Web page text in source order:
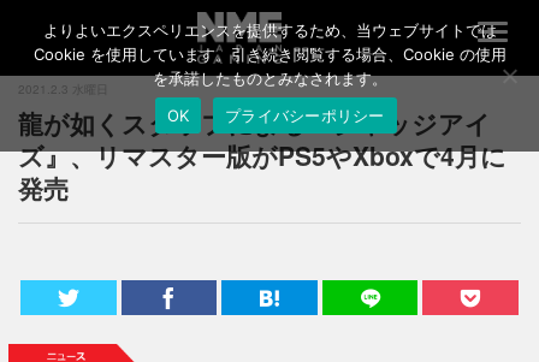
T
o
g
e
n
a
2021.2.3 水曜日
龍が如くスタッフによる『ジャッジアイ
ズ』、リマスター版がPS5やXboxで4月に
発売
よりよいエクスペリエンスを提供するため、当ウェブサイトでは
Cookie を使用しています。引き続き閲覧する場合、Cookie の使用
を承諾したものとみなされます。
OK
プライバシーポリシー